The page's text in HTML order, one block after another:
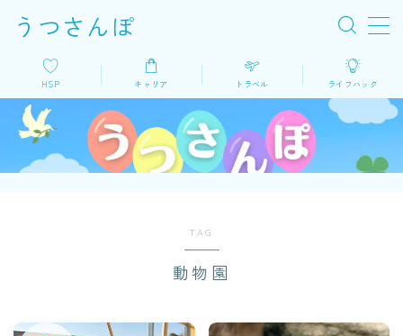
うつさんぽ
MENU
HSP
キャリア
HSP キャリア トラベル ライフハック
TAG
動物園